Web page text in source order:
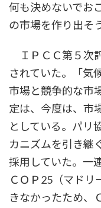
何も決めないでお
の市場を作り出そ
ＩＰＣＣ第５次
されていた。「気
市場と競争的な市
定は、今度は、市
としている。パリ
カニズムを引き継
採用していた。一
ＣＯＰ25（マドリ
きなかったため、